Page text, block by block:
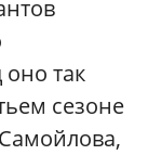
так
сезоне